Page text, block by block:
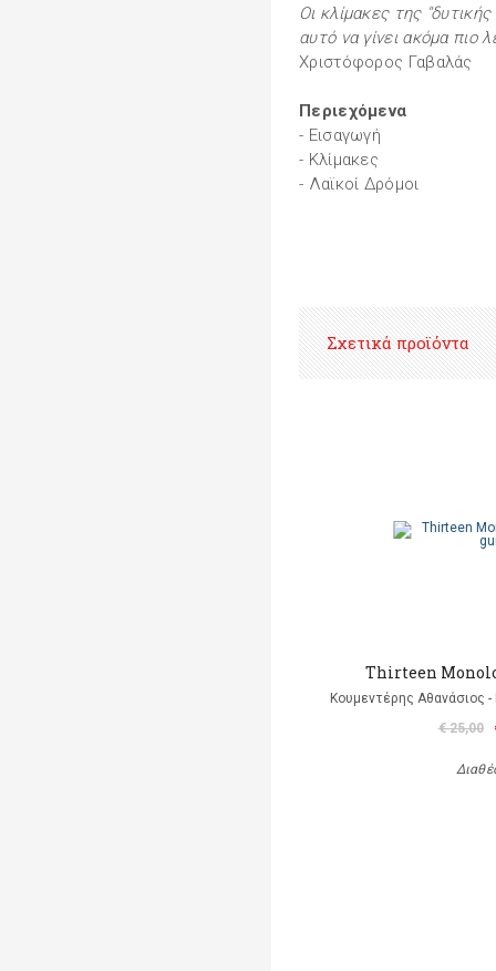
Οι κλίμακες της
αυτό να γίνει ακόμα πιο
Χριστόφορος Γαβαλάς
Περιεχόμενα
- Εισαγωγή
- Κλίμακες
- Λαϊκοί Δρόμοι
Σχετικά προϊόντα
Thirteen
Κουμεντέρης Αθανάσιος
€ 25,00